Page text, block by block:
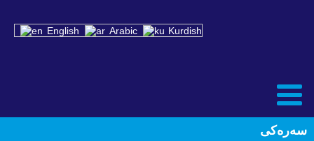
English Arabic Kurdish
سه‌ره‌کی